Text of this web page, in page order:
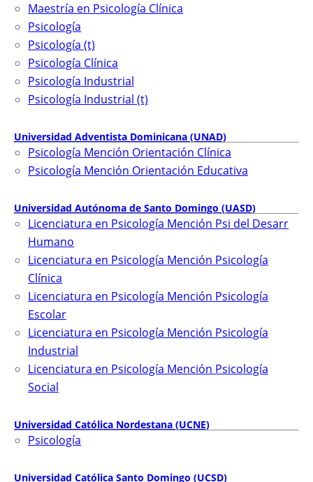
Maestría en Psicología Clínica
Psicología
Psicología (t)
Psicología Clínica
Psicología Industrial
Psicología Industrial (t)
Universidad Adventista Dominicana (UNAD)
Psicología Mención Orientación Clínica
Psicología Mención Orientación Educativa
Universidad Autónoma de Santo Domingo (UASD)
Licenciatura en Psicología Mención Psi del Desarr
Humano
Licenciatura en Psicología Mención Psicología
Clínica
Licenciatura en Psicología Mención Psicología
Escolar
Licenciatura en Psicología Mención Psicología
Industrial
Licenciatura en Psicología Mención Psicología
Social
Universidad Católica Nordestana (UCNE)
Psicología
Universidad Católica Santo Domingo (UCSD)